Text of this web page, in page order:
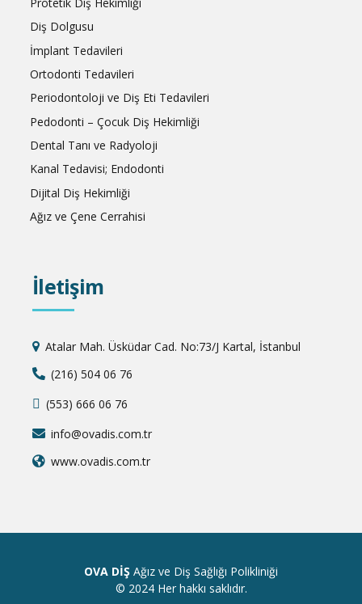
Diş Dolgusu
İmplant Tedavileri
Ortodonti Tedavileri
Periodontoloji ve Diş Eti Tedavileri
Pedodonti – Çocuk Diş Hekimliği
Dental Tanı ve Radyoloji
Kanal Tedavisi; Endodonti
Dijital Diş Hekimliği
Ağız ve Çene Cerrahisi
İletişim
Atalar Mah. Üsküdar Cad. No:73/J Kartal, İstanbul
(216) 504 06 76
(553) 666 06 76
info@ovadis.com.tr
www.ovadis.com.tr
OVA DİŞ Ağız ve Diş Sağlığı Polikliniği
© 2024 Her hakkı saklıdır.